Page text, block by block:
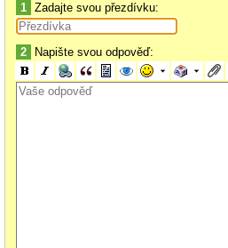
1 Zadajte svou přezdívku:
2 Napište svou odpověď: